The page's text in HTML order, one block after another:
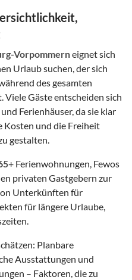
Vorpommerneignet sich
Urlaub suchen, der sich
des gesamten
Gäste entscheiden sich
Ferienhäuser, da sie klar
Kosten und die Freiheit
gestalten.
+ Ferienwohnungen, Fewos
privaten Gastgebern zur
Unterkünften für
für längere Urlaube,
Planbare
Ausstattungen und
– Faktoren, die zu